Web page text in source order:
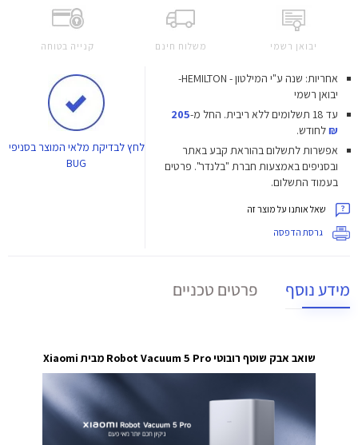
יבואן רשמי משלוח חינם קנייה בטוחה
אחריות: שנה ע"י המילטון - HEMILTON-
יבואן רשמי
עד 18 תשלומים ללא ריבית.
החל מ-205
₪לחודש.
אפשרות לתשלום בהוראת קבע באתר
ובסניפים באמצעות חברת "בלנדר". פרטים
בעמוד התשלום.
שאל אותנו על מוצר זה
גרסת הדפסה
לחץלבדיקת מלאי המוצר בסניפי
BUG
מידע נוסף פרטים טכניים
שואב אבק שוטף רובוטי Robot Vacuum 5 Pro מבית Xiaomi